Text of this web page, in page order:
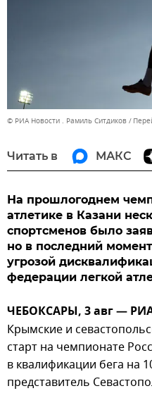
© РИА Новости . Рамиль Ситдиков
Читать в МАКС
На прошлогоднем
атлетике в Казани
спортсменов было
но в последний
угрозой
федерации легкой
ЧЕБОКСАРЫ, 3 авг —
Крымские и
старт на чемпионате
в квалификации бега на
представитель